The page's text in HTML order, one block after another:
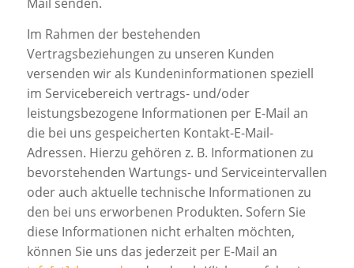
Im Rahmen der bestehenden
Vertragsbeziehungen zu unseren Kunden
versenden wir als Kundeninformationen speziell
im Servicebereich vertrags- und/oder
leistungsbezogene Informationen per E-Mail an
die bei uns gespeicherten Kontakt-E-Mail-
Adressen. Hierzu gehören z. B. Informationen zu
bevorstehenden Wartungs- und Serviceintervallen
oder auch aktuelle technische Informationen zu
den bei uns erworbenen Produkten. Sofern Sie
diese Informationen nicht erhalten möchten,
können Sie uns das jederzeit per E-Mail an